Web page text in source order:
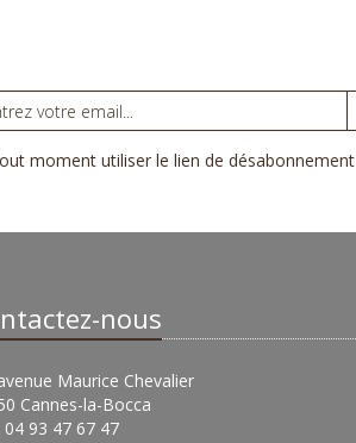
moment utiliser le lien de désabonnement
nous
Maurice Chevalier
Cannes-la-Bocca
04 93 47 67 47